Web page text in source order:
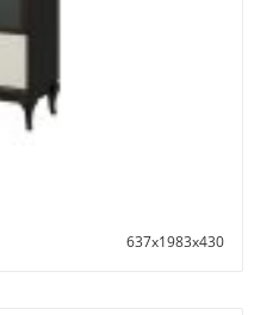
637х1983х430